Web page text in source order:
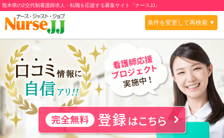
熊本県の2交代制看護師求人・転職を応援する募集サイト「ナースJJ」
条件を変更して再検索 ▼